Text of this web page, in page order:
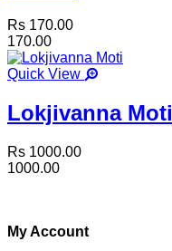
Rs 170.00
170.00
Quick View
Lokjivanna Moti
Rs 1000.00
1000.00
My Account